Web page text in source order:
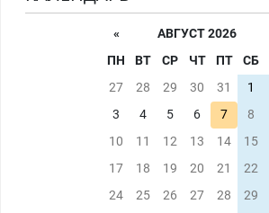
«
АВГУСТ 2026
ПН
ВТ СР ЧТ ПТ СБ
27
28 29 30 31 1
3
4 5 6 7 8
10
11 12 13 14 15
17
18 19 20 21 22
24
25 26 27 28 29